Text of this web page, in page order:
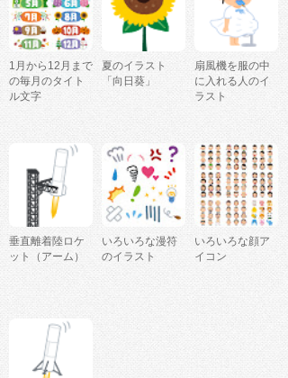
1月から12月まで
の毎月のタイト
ル文字
夏のイラスト
「向日葵」
扇風機を服の中
に入れる人のイ
ラスト
垂直離着陸ロケ
ット（アーム）
いろいろな漫符
のイラスト
いろいろな顔ア
イコン